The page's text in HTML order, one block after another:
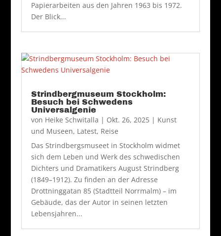
Papierarbeiten aus den Jahren 1963 bis 1972.
Der Blick...
Strindbergmuseum Stockholm:
Besuch bei Schwedens
Universalgenie
von Heike Schwitalla | Okt. 26, 2025| Kunst
und Museen, Latest, Reise
Das Strindbergsmuseet in Stockholm widmet
sich dem Leben und Werk des schwedischen
Dichters und Dramatikers August Strindberg
(1849–1912). Zu finden an der Adresse
Drottninggatan 85 (Stadtteil Norrmalm) – im
Gebäude, das der Autor in seinen letzten
Lebensjahren...